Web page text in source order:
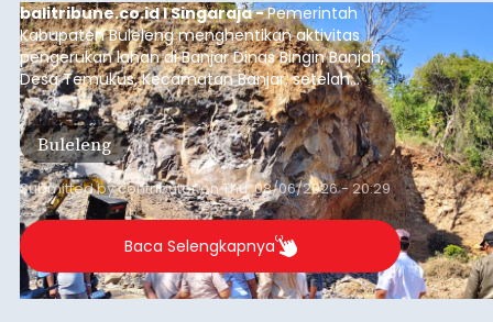
balitribune.co.id I Singaraja -Pemerintah
Kabupaten Buleleng menghentikan aktivitas
pengerukan lahan di Banjar Dinas Bingin Banjah,
Desa Temukus, Kecamatan Banjar, setelah
ditemukan indikasi kegiatan pengambilan
material yang tidak sesuai dengan peruntukan
kawasan.
Buleleng
Submitted bycontributoronThu, 08/06/2026 - 20:29
Baca Selengkapnya